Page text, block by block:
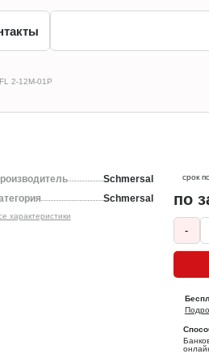
2-12M-01P
Schmersal
Schmersal
характеристики
срок
по
-